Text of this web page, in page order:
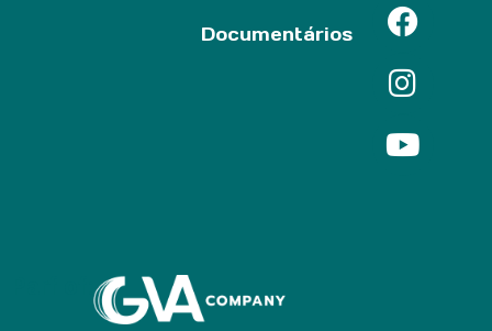
Documentários